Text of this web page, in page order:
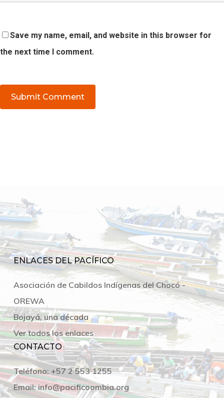
Save my name, email, and website in this browser for
the next time I comment.
ENLACES DEL PACÍFICO
Asociación de Cabildos Indígenas del Chocó -
OREWA
Bojayá, una década
Ver todos los enlaces
CONTACTO
Teléfono: +57 2 553 1255
Email: info@pacificoombia.org